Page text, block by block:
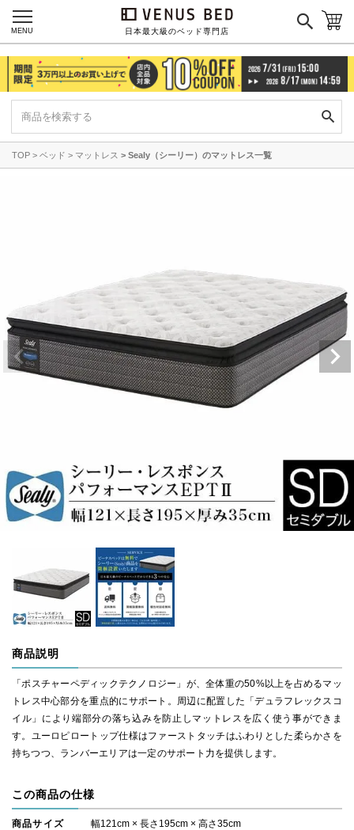
日本最大級のベッド専門店
MENU
TOP ベッド マットレス Sealy（シーリー）のマットレス一覧
商品説明
「ポスチャーペディックテクノロジー」が、全体重の50%以上を占めるマッ
トレス中心部分を重点的にサポート。周辺に配置した「デュラフレックスコ
イル」により端部分の落ち込みを防止しマットレスを広く使う事ができま
す。ユーロピロートップ仕様はファーストタッチはふわりとした柔らかさを
持ちつつ、ランバーエリアは一定のサポート力を提供します。
この商品の仕様
商品サイズ 幅121cm × 長さ195cm × 高さ35cm